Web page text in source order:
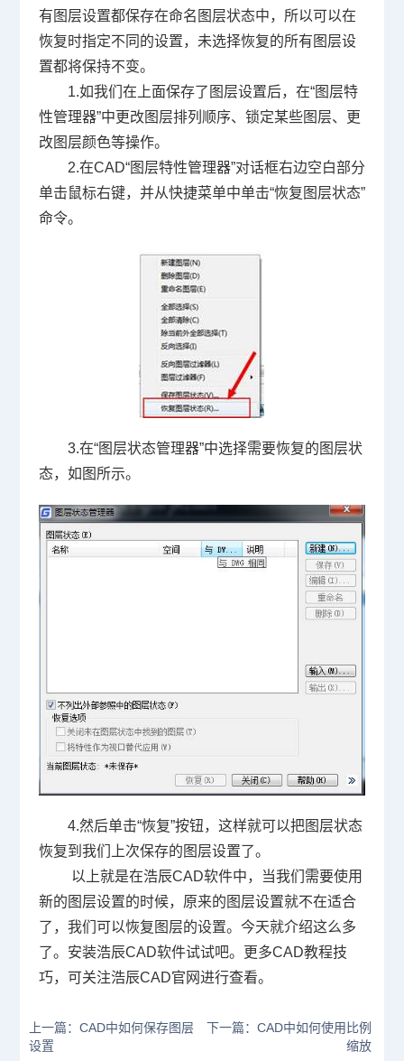
有图层设置都保存在命名图层状态中，所以可以在
恢复时指定不同的设置，未选择恢复的所有图层设
置都将保持不变。
1.如我们在上面保存了图层设置后，在“图层特
性管理器”中更改图层排列顺序、锁定某些图层、更
改图层颜色等操作。
2.在CAD“图层特性管理器”对话框右边空白部分
单击鼠标右键，并从快捷菜单中单击“恢复图层状态”
命令。
3.在“图层状态管理器”中选择需要恢复的图层状
态，如图所示。
4.然后单击“恢复”按钮，这样就可以把图层状态
恢复到我们上次保存的图层设置了。
以上就是在浩辰CAD软件中，当我们需要使用
新的图层设置的时候，原来的图层设置就不在适合
了，我们可以恢复图层的设置。今天就介绍这么多
了。安装浩辰CAD软件试试吧。更多CAD教程技
巧，可关注浩辰CAD官网进行查看。
上一篇：CAD中如何保存图层
设置
下一篇：CAD中如何使用比例
缩放